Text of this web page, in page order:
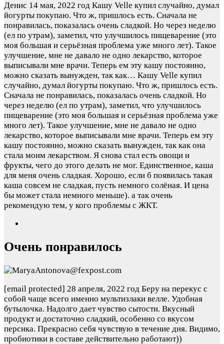
Денис 14 мая, 2022 год Кашу Velle купил случайно, думал
йогурты покупаю. Что ж, пришлось есть. Сначала не
понравилась, показалась очень сладкой. Но через неделю
(ел по утрам), заметил, что улучшилось пищеварение (это
моя большая и серьёзная проблема уже много лет). Такое
улучшение, мне не давало не одно лекарство, которое
выписывали мне врачи. Теперь ем эту кашу постоянно,
можно сказать вынужден, так как… Кашу Velle купил
случайно, думал йогурты покупаю. Что ж, пришлось есть.
Сначала не понравилась, показалась очень сладкой. Но
через неделю (ел по утрам), заметил, что улучшилось
пищеварение (это моя большая и серьёзная проблема уже
много лет). Такое улучшение, мне не давало не одно
лекарство, которое выписывали мне врачи. Теперь ем эту
кашу постоянно, можно сказать вынужден, так как она
стала моим лекарством. Я снова стал есть овощи и
фрукты, чего до этого делать не мог. Единственное, каша
для меня очень сладкая. Хорошо, если б появилась такая
каша совсем не сладкая, пусть немного солёная. И цена
бы может стала немного меньше). а так очень
рекомендую тем, у кого проблемы с ЖКТ.
Очень понравилось
[email protected] 28 апреля, 2022 год Беру на перекус с
собой чаще всего именно мультизлаки велле. Удобная
бутылочка. Надолго дает чувство сытости. Вкусный
продукт и достаточно сладкий, особенно со вкусом
персика. Прекрасно себя чувствую в течение дня. Видимо,
пробиотики в составе действительно работают))